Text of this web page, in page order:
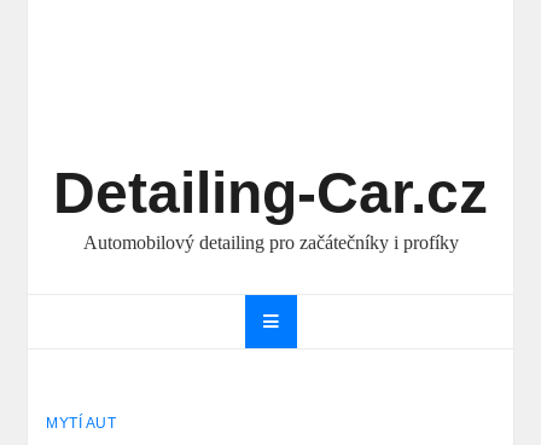
Detailing-Car.cz
Automobilový detailing pro začátečníky i profíky
MYTÍ AUT